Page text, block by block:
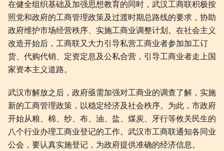
在健全组织基础及加强思想教育的同时，武汉工商联积极按
照党和政府的工商管理政策及过渡时期总路线的要求，协助
政府维护市场经营秩序、实施工商业调整计划。在社会主义
改造开始后，工商联又大力引导私营工商业者参加加工订
货、代购代销、定资定息及公私合营，引导工商业者走上国
家资本主义道路。
武汉市解放之后，政府亟需加强对工商业的调查了解，实施
新的工商管理政策，以稳定经济及社会秩序。为此，市政府
开始从粮、棉、纱、布、油、盐、煤炭、牙行等攸关民生的
八个行业办理工商业登记的工作。武汉市工商联通知各同业
公会，要认真实施登记，为政府提供准确的经济信息。